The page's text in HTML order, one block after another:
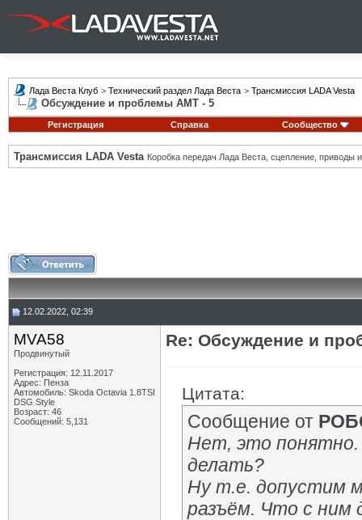
Лада Веста Клуб > Технический раздел Лада Веста > Трансмиссия LADA Vesta
Обсуждение и проблемы АМТ - 5
Регистрация Справка Сообщество
Трансмиссия LADA Vesta Коробка передач Лада Веста, сцепление, приводы и
12.02.2022, 02:39
MVA58
Продвинутый
Регистрация: 12.11.2017
Адрес: Пенза
Автомобиль: Skoda Octavia 1.8TSI
DSG Style
Возраст: 46
Сообщений: 5,131
Re: Обсуждение и
Цитата:
Сообщение от
Нет, это
делать?
Ну т.е. допустим
разъём. Что с ним